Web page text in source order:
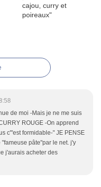
de moi -Mais je ne me suis
ROUGE -On apprend
c'"est formidable-" JE PENSE
pâte"par le net. j'y
j'aurais acheter des